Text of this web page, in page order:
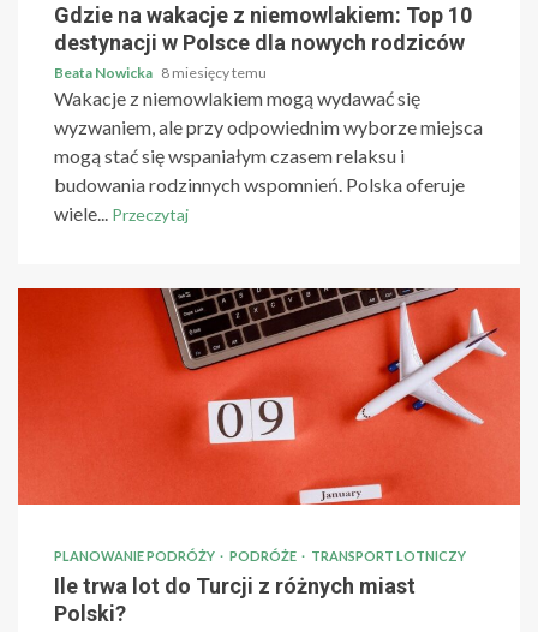
Gdzie na wakacje z niemowlakiem: Top 10
destynacji w Polsce dla nowych rodziców
Beata Nowicka 8 miesięcy temu
Wakacje z niemowlakiem mogą wydawać się
wyzwaniem, ale przy odpowiednim wyborze miejsca
mogą stać się wspaniałym czasem relaksu i
budowania rodzinnych wspomnień. Polska oferuje
wiele...
Przeczytaj
PLANOWANIE PODRÓŻY PODRÓŻE TRANSPORT LOTNICZY
Ile trwa lot do Turcji z różnych miast
Polski?